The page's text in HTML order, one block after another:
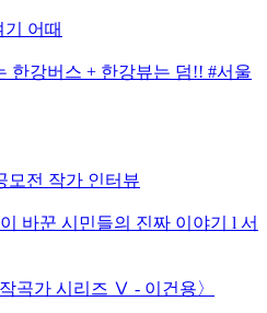
어때
한강버스 + 한강뷰는 덤!! #서울
모전 작가 인터뷰
바꾼 시민들의 진짜 이야기 l 서
곡가 시리즈 Ⅴ - 이건용〉